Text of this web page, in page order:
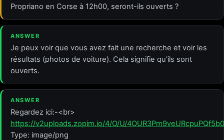
Propriano en Corse à 12h00, seront-ils ouverts ?
ANSWER
Je peux voir que vous avez fait une recherche et voir les
résultats (photos de voiture). Cela signifie qu'ils sont
ouverts.
ANSWER
Regardez ici:-<br>
https://v2uploads.zopim.io/4/O/U/
Type: image/png